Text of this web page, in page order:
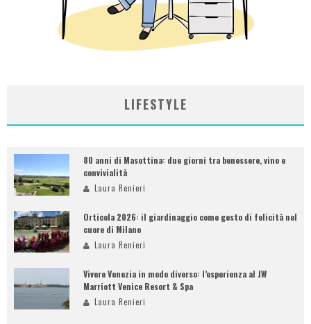
LIFESTYLE
80 anni di Masottina: due giorni tra benessere, vino e
convivialità
Laura Renieri
Orticola 2026: il giardinaggio come gesto di felicità nel
cuore di Milano
Laura Renieri
Vivere Venezia in modo diverso: l’esperienza al JW
Marriott Venice Resort & Spa
Laura Renieri